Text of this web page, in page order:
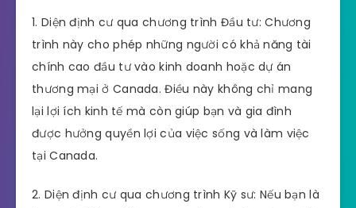
1. Diện định cư qua chương trình Đầu tư: Chương
trình này cho phép những người có khả năng tài
chính cao đầu tư vào kinh doanh hoặc dự án
thương mại ở Canada. Điều này không chỉ mang
lại lợi ích kinh tế mà còn giúp bạn và gia đình
được hưởng quyền lợi của việc sống và làm việc
tại Canada.
2. Diện định cư qua chương trình Kỹ sư: Nếu bạn là